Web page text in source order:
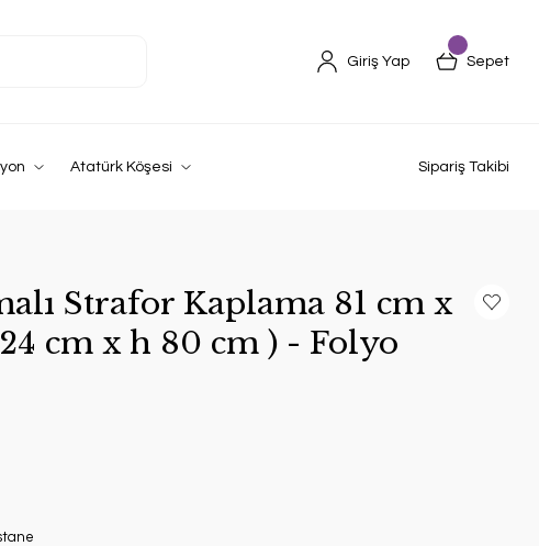
Giriş Yap Sepet
Atatürk Köşesi Sipariş Takibi
Strafor Kaplama 81 cm x
cm x h 80 cm ) - Folyo